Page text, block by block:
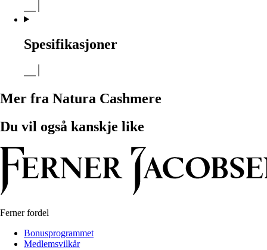
Spesifikasjoner
Mer fra Natura Cashmere
Du vil også kanskje like
Ferner fordel
Bonusprogrammet
Medlemsvilkår